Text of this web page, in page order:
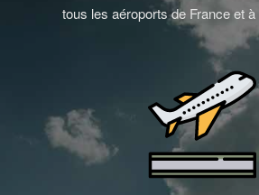
tous les aéroports de France et